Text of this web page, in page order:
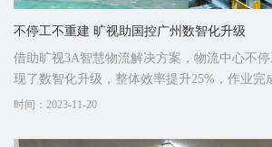
不停工不重建 旷视助国控广州数智化升级
借助旷视3A智慧物流解决方案，物流中心不
现了数智化升级，整体效率提升25%，作业完
时间：2023-11-20